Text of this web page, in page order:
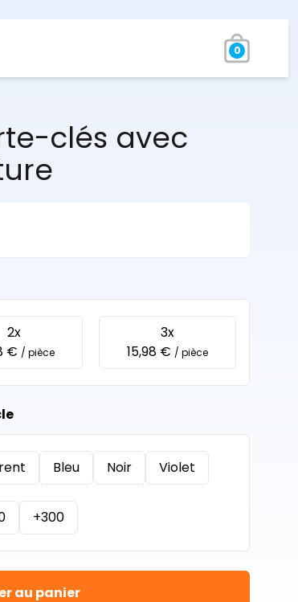
0
clés avec
2x
€ / pièce
3x
15,98 € / pièce
Bleu Noir Violet
+300
au panier